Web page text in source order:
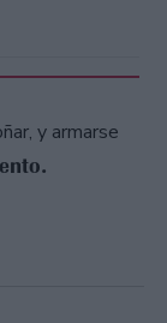
y armarse